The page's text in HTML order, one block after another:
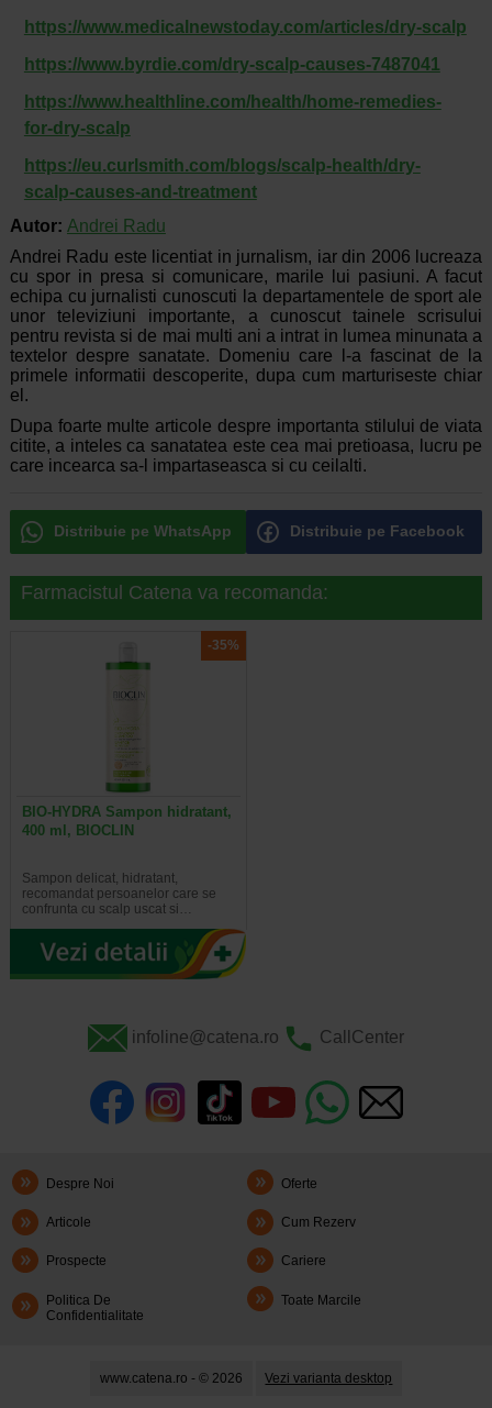
https://www.medicalnewstoday.com/articles/dry-scalp
https://www.byrdie.com/dry-scalp-causes-7487041
https://www.healthline.com/health/home-remedies-
for-dry-scalp
https://eu.curlsmith.com/blogs/scalp-health/dry-
scalp-causes-and-treatment
Autor: Andrei Radu
Andrei Radu este licentiat in jurnalism, iar din 2006 lucreaza
cu spor in presa si comunicare, marile lui pasiuni. A facut
echipa cu jurnalisti cunoscuti la departamentele de sport ale
unor televiziuni importante, a cunoscut tainele scrisului
pentru revista si de mai multi ani a intrat in lumea minunata a
textelor despre sanatate. Domeniu care l-a fascinat de la
primele informatii descoperite, dupa cum marturiseste chiar
el.
Dupa foarte multe articole despre importanta stilului de viata
citite, a inteles ca sanatatea este cea mai pretioasa, lucru pe
care incearca sa-l impartaseasca si cu ceilalti.
Distribuie pe WhatsApp Distribuie pe Facebook
Farmacistul Catena va recomanda:
-35%
BIO-HYDRA Sampon hidratant,
400 ml, BIOCLIN
Sampon delicat, hidratant,
recomandat persoanelor care se
confrunta cu scalp uscat si…
infoline@catena.ro CallCenter
Despre Noi Oferte
Articole Cum Rezerv
Prospecte Cariere
Politica De
Confidentialitate
Toate Marcile
www.catena.ro - © 2026 Vezi varianta desktop